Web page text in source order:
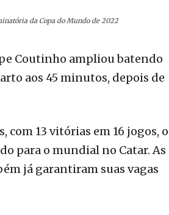
da Copa do Mundo de 2022
Coutinho ampliou batendo
aos 45 minutos, depois de
com 13 vitórias em 16 jogos, o
para o mundial no Catar. As
já garantiram suas vagas